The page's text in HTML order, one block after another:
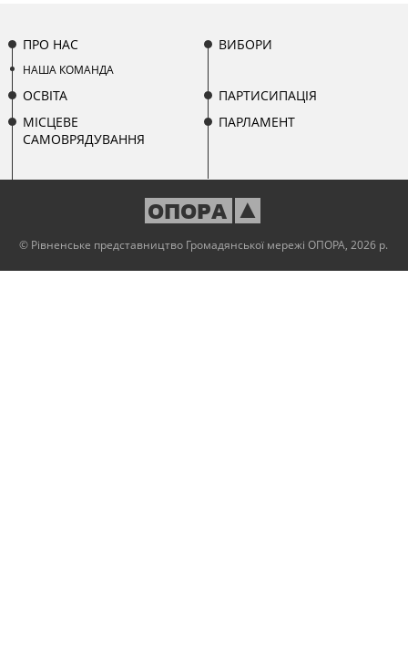
ПРО НАС
НАША КОМАНДА
ВИБОРИ
ОСВІТА
ПАРТИСИПАЦІЯ
МІСЦЕВЕ
САМОВРЯДУВАННЯ
ПАРЛАМЕНТ
ОПОРА
© Рівненське представництво Громадянської мережі ОПОРА, 2026 р.